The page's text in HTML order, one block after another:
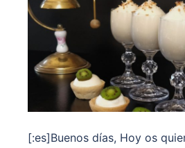
[:es]Buenos días, Hoy os